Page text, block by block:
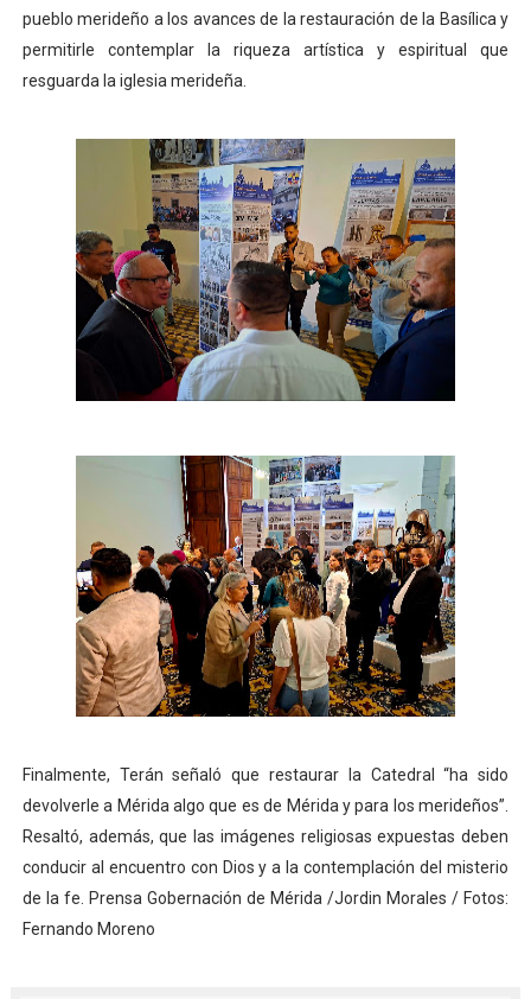
pueblo merideño a los avances de la restauración de la Basílica y
permitirle contemplar la riqueza artística y espiritual que
resguarda la iglesia merideña.
Finalmente, Terán señaló que restaurar la Catedral “ha sido
devolverle a Mérida algo que es de Mérida y para los merideños”.
Resaltó, además, que las imágenes religiosas expuestas deben
conducir al encuentro con Dios y a la contemplación del misterio
de la fe. Prensa Gobernación de Mérida /Jordin Morales / Fotos:
Fernando Moreno